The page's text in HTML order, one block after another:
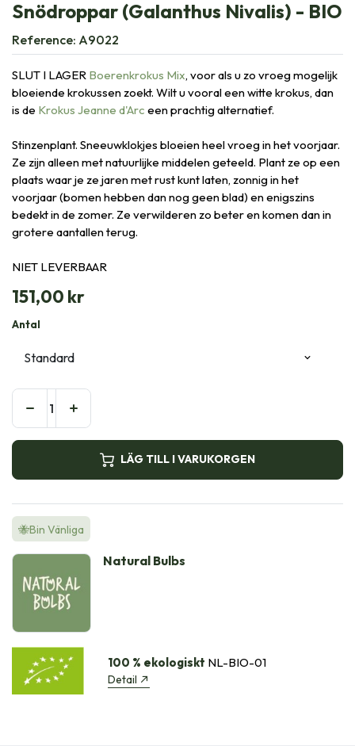
Snödroppar (Galanthus Nivalis) - BIO
Reference: A9022
SLUT I LAGER Boerenkrokus Mix, voor als u zo vroeg mogelijk
bloeiende krokussen zoekt. Wilt u vooral een witte krokus, dan
is de Krokus Jeanne d'Arc een prachtig alternatief.
Stinzenplant. Sneeuwklokjes bloeien heel vroeg in het voorjaar.
Ze zijn alleen met natuurlijke middelen geteeld. Plant ze op een
plaats waar je ze jaren met rust kunt laten, zonnig in het
voorjaar (bomen hebben dan nog geen blad) en enigszins
bedekt in de zomer. Ze verwilderen zo beter en komen dan in
grotere aantallen terug.
NIET LEVERBAAR
151,00 kr
Antal
LÄG TILL I VARUKORGEN
🐝Bin Vänliga
Natural Bulbs
100 % ekologiskt NL-BIO-01
Detail